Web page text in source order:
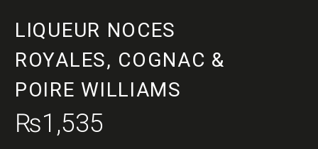
LIQUEUR NOCES
ROYALES, COGNAC &
POIRE WILLIAMS
₨1,535